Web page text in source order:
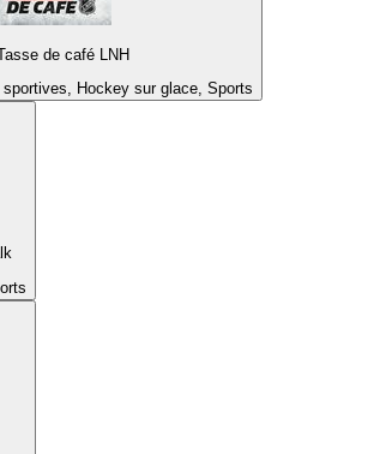
de café LNH
Hockey sur glace, Sports